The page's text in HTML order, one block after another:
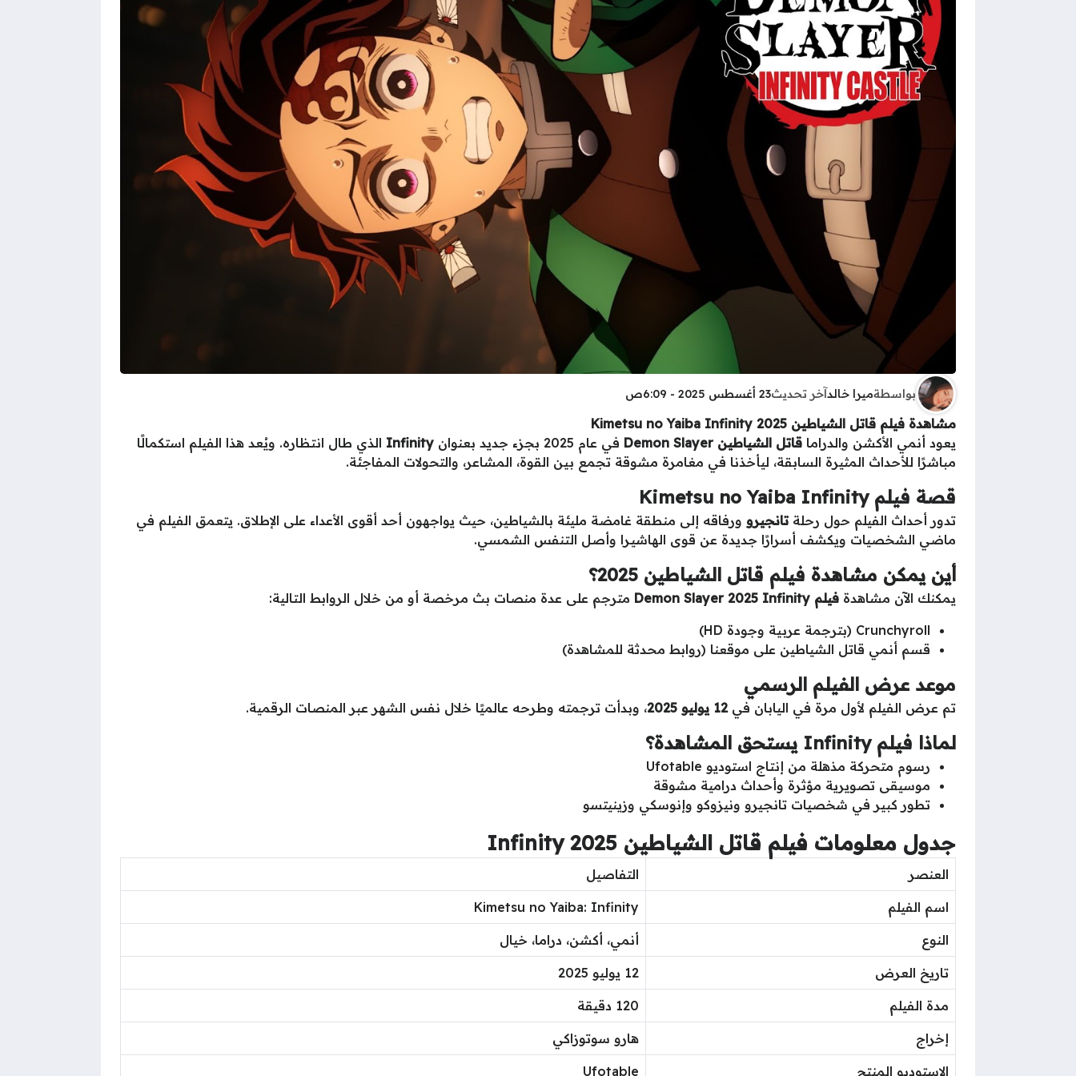
بواسطةميرا خالدآخر تحديث23 أغسطس 2025 - 6:09ص
مشاهدة فيلم قاتل الشياطين 2025 Kimetsu no Yaiba Infinity
يعود أنمي الأكشن والدراما قاتل الشياطين Demon Slayer في عام 2025 بجزء جديد بعنوان Infinity الذي طال انتظاره. ويُعد هذا الفيلم استكمالًا
مباشرًا للأحداث المثيرة السابقة، ليأخذنا في مغامرة مشوقة تجمع بين القوة، المشاعر، والتحولات المفاجئة.
قصة فيلم Kimetsu no Yaiba Infinity
تدور أحداث الفيلم حول رحلةتانجيرو ورفاقه إلى منطقة غامضة مليئة بالشياطين، حيث يواجهون أحد أقوى الأعداء على الإطلاق. يتعمق الفيلم في
ماضي الشخصيات ويكشف أسرارًا جديدة عن قوى الهاشيـرا وأصل التنفس الشمسي.
أين يمكن مشاهدة فيلم قاتل الشياطين 2025؟
يمكنك الآن مشاهدة فيلم Demon Slayer 2025 Infinity
مترجم على عدة منصات بث مرخصة أو من خلال الروابط التالية:
Crunchyroll (بترجمة عربية وجودة HD)
قسم أنمي قاتل الشياطين على موقعنا (روابط محدثة للمشاهدة)
موعد عرض الفيلم الرسمي
تم عرض الفيلم لأول مرة في اليابان في12 يوليو 2025 ، وبدأت ترجمته وطرحه عالميًا خلال نفس الشهر عبر المنصات الرقمية.
لماذا فيلم Infinity يستحق المشاهدة؟
رسوم متحركة مذهلة من إنتاج استوديو Ufotable
موسيقى تصويرية مؤثرة وأحداث درامية مشوقة
تطور كبير في شخصيات تانجيرو ونيزوكو وإنوسكي وزينيتسو
جدول معلومات فيلم قاتل الشياطين Infinity 2025
العنصر التفاصيل
اسم الفيلم Kimetsu no Yaiba: Infinity
النوع أنمي، أكشن، دراما، خيال
تاريخ العرض 12 يوليو 2025
مدة الفيلم 120 دقيقة
إخراج هارو سوتوزاكي
الاستوديو المنتج Ufotable